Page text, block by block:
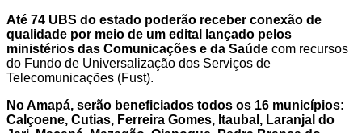
Até 74 UBS do estado poderão receber conexão de
qualidade por meio de um edital lançado pelos
ministérios das Comunicações e da Saúde com recursos
do Fundo de Universalização dos Serviços de
Telecomunicações (Fust).
No Amapá, serão beneficiados todos os 16 municípios:
Calçoene, Cutias, Ferreira Gomes, Itaubal, Laranjal do